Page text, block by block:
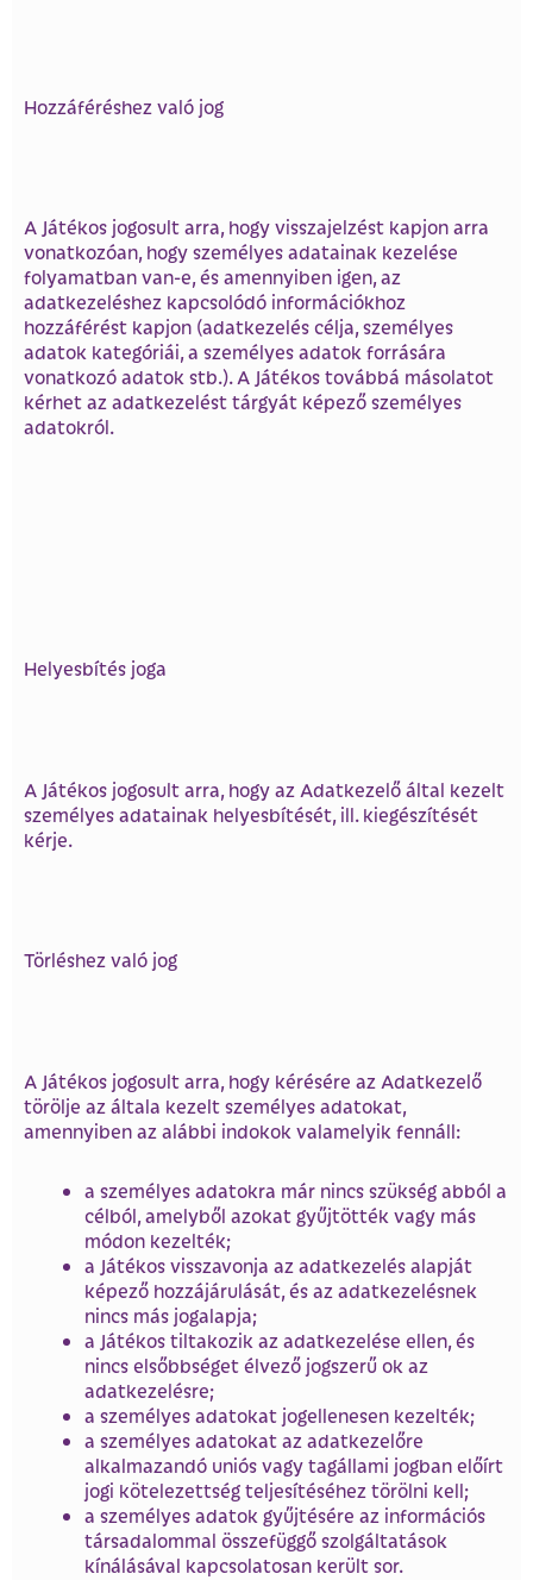
Hozzáféréshez való jog
A Játékos jogosult arra, hogy visszajelzést kapjon arra
vonatkozóan, hogy személyes adatainak kezelése
folyamatban van-e, és amennyiben igen, az
adatkezeléshez kapcsolódó információkhoz
hozzáférést kapjon (adatkezelés célja, személyes
adatok kategóriái, a személyes adatok forrására
vonatkozó adatok stb.). A Játékos továbbá másolatot
kérhet az adatkezelést tárgyát képező személyes
adatokról.
Helyesbítés joga
A Játékos jogosult arra, hogy az Adatkezelő által kezelt
személyes adatainak helyesbítését, ill. kiegészítését
kérje.
Törléshez való jog
A Játékos jogosult arra, hogy kérésére az Adatkezelő
törölje az általa kezelt személyes adatokat,
amennyiben az alábbi indokok valamelyik fennáll:
a személyes adatokra már nincs szükség abból a
célból, amelyből azokat gyűjtötték vagy más
módon kezelték;
a Játékos visszavonja az adatkezelés alapját
képező hozzájárulását, és az adatkezelésnek
nincs más jogalapja;
a Játékos tiltakozik az adatkezelése ellen, és
nincs elsőbbséget élvező jogszerű ok az
adatkezelésre;
a személyes adatokat jogellenesen kezelték;
a személyes adatokat az adatkezelőre
alkalmazandó uniós vagy tagállami jogban előírt
jogi kötelezettség teljesítéséhez törölni kell;
a személyes adatok gyűjtésére az információs
társadalommal összefüggő szolgáltatások
kínálásával kapcsolatosan került sor.